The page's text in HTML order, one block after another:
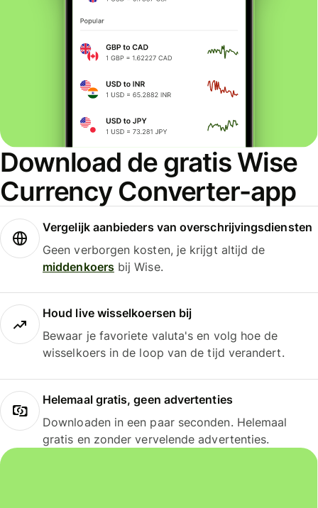
Download de gratis Wise
Currency Converter-app
Vergelijk aanbieders van overschrijvingsdiensten
Geen verborgen kosten, je krijgt altijd de
middenkoersbij Wise.
Houd live wisselkoersen bij
Bewaar je favoriete valuta's en volg hoe de
wisselkoers in de loop van de tijd verandert.
Helemaal gratis, geen advertenties
Downloaden in een paar seconden. Helemaal
gratis en zonder vervelende advertenties.